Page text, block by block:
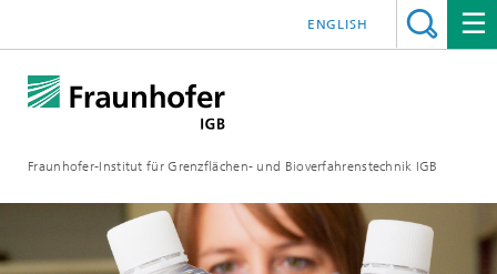
Fraunhofer-Institut für Grenzflächen- und Bioverfahrenstechnik IGB
ENGLISH